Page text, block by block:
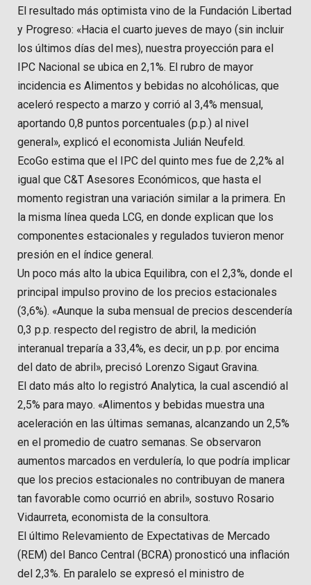
El resultado más optimista vino de la Fundación Libertad
y Progreso: «Hacia el cuarto jueves de mayo (sin incluir
los últimos días del mes), nuestra proyección para el
IPC Nacional se ubica en 2,1%. El rubro de mayor
incidencia es Alimentos y bebidas no alcohólicas, que
aceleró respecto a marzo y corrió al 3,4% mensual,
aportando 0,8 puntos porcentuales (p.p.) al nivel
general», explicó el economista Julián Neufeld.
EcoGo estima que el IPC del quinto mes fue de 2,2% al
igual que C&T Asesores Económicos, que hasta el
momento registran una variación similar a la primera. En
la misma línea queda LCG, en donde explican que los
componentes estacionales y regulados tuvieron menor
presión en el índice general.
Un poco más alto la ubica Equilibra, con el 2,3%, donde el
principal impulso provino de los precios estacionales
(3,6%). «Aunque la suba mensual de precios descendería
0,3 p.p. respecto del registro de abril, la medición
interanual treparía a 33,4%, es decir, un p.p. por encima
del dato de abril», precisó Lorenzo Sigaut Gravina.
El dato más alto lo registró Analytica, la cual ascendió al
2,5% para mayo. «Alimentos y bebidas muestra una
aceleración en las últimas semanas, alcanzando un 2,5%
en el promedio de cuatro semanas. Se observaron
aumentos marcados en verdulería, lo que podría implicar
que los precios estacionales no contribuyan de manera
tan favorable como ocurrió en abril», sostuvo Rosario
Vidaurreta, economista de la consultora.
El último Relevamiento de Expectativas de Mercado
(REM) del Banco Central (BCRA) pronosticó una inflación
del 2,3%. En paralelo se expresó el ministro de